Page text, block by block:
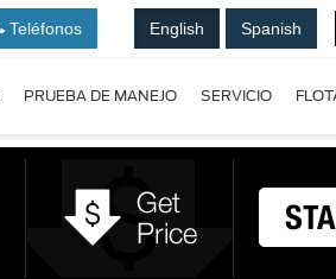
Teléfonos English Spanish
PRUEBA DE MANEJO SERVICIO